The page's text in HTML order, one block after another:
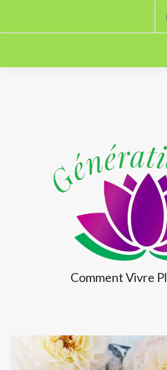
Comment Vivre